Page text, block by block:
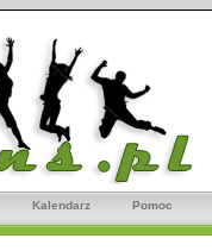
Kalendarz Pomoc